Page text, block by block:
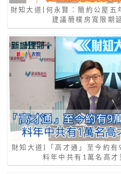
財知大道|何永賢：簡約公屋五
建議簡樸房寬限期
財知大道|「高才通」至今約有
料年中共有1萬名高才